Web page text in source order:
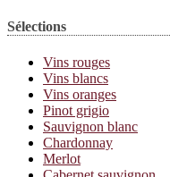
Sélections
Vins rouges
Vins blancs
Vins oranges
Pinot grigio
Sauvignon blanc
Chardonnay
Merlot